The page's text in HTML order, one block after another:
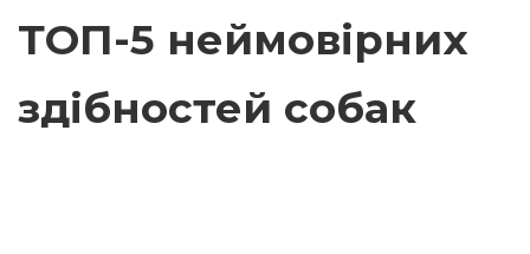
ТОП-5 неймовірних
здібностей собак